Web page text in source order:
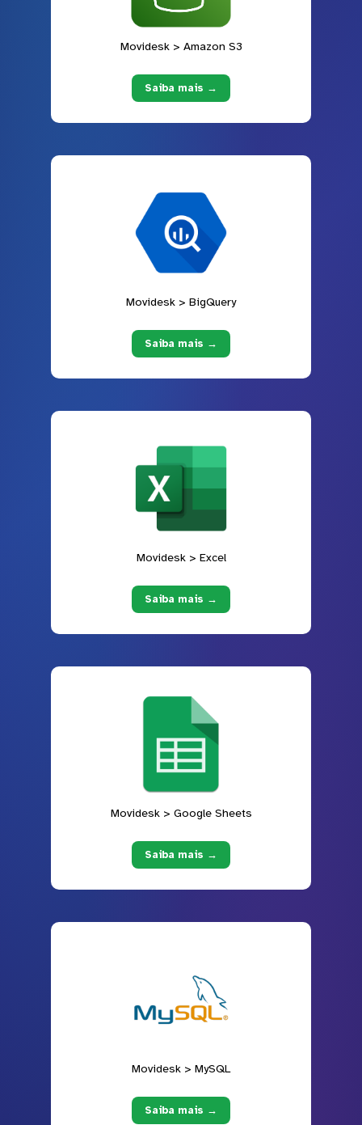
Movidesk > Amazon S3
Saiba mais →
Movidesk > BigQuery
Saiba mais →
Movidesk > Excel
Saiba mais →
Movidesk > Google Sheets
Saiba mais →
Movidesk > MySQL
Saiba mais →